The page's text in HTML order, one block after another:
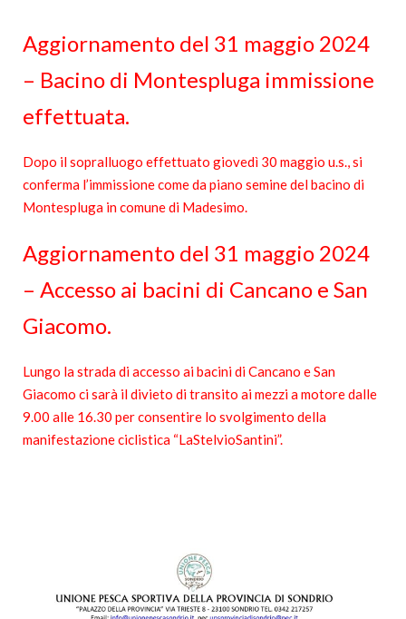
Aggiornamento del 31 maggio 2024
– Bacino di Montespluga immissione
effettuata.
Dopo il sopralluogo effettuato giovedì 30 maggio u.s., si
conferma l’immissione come da piano semine del bacino di
Montespluga in comune di Madesimo.
Aggiornamento del 31 maggio 2024
– Accesso ai bacini di Cancano e San
Giacomo.
Lungo la strada di accesso ai bacini di Cancano e San
Giacomo ci sarà il divieto di transito ai mezzi a motore dalle
9.00 alle 16.30 per consentire lo svolgimento della
manifestazione ciclistica “LaStelvioSantini”.